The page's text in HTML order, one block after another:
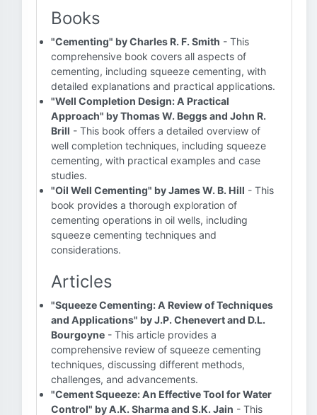
Books
"Cementing" by Charles R. F. Smith - This
comprehensive book covers all aspects of
cementing, including squeeze cementing, with
detailed explanations and practical applications.
"Well Completion Design: A Practical
Approach" by Thomas W. Beggs and John R.
Brill - This book offers a detailed overview of
well completion techniques, including squeeze
cementing, with practical examples and case
studies.
"Oil Well Cementing" by James W. B. Hill - This
book provides a thorough exploration of
cementing operations in oil wells, including
squeeze cementing techniques and
considerations.
Articles
"Squeeze Cementing: A Review of Techniques
and Applications" by J.P. Chenevert and D.L.
Bourgoyne - This article provides a
comprehensive review of squeeze cementing
techniques, discussing different methods,
challenges, and advancements.
"Cement Squeeze: An Effective Tool for Water
Control" by A.K. Sharma and S.K. Jain - This